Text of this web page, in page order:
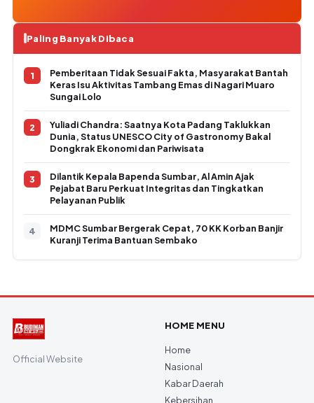
Paling Banyak Dibaca
Pemberitaan Tidak Sesuai Fakta, Masyarakat Bantah
Keras Isu Aktivitas Tambang Emas di Nagari Muaro
Sungai Lolo
Yuliadi Chandra: Saatnya Kota Padang Taklukkan
Dunia, Status UNESCO City of Gastronomy Bakal
Dongkrak Ekonomi dan Pariwisata
Dilantik Kepala Bapenda Sumbar, Al Amin Ajak
Pejabat Baru Perkuat Integritas dan Tingkatkan
Pelayanan Publik
MDMC Sumbar Bergerak Cepat, 70 KK Korban Banjir
Kuranji Terima Bantuan Sembako
Official Website
HOME MENU
Home
Nasional
Kabar Daerah
Kebersihan